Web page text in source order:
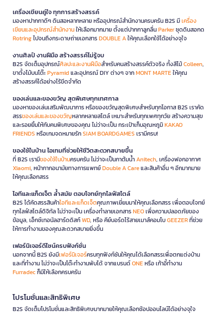
เครื่องเขียนคู่ใจ ทุกการสร้างสรรค์
มองหาปากกาดีๆ ดินสอหลากหลาย หรืออุปกรณ์สำนักงานครบครัน B2S มีเครื่อง
เขียนและอุปกรณ์สำนักงานให้เลือกมากมาย ตั้งแต่ปากกาลูกลื่นParkerชุดดินสอกด
Rotringไปจนถึงกระดาษถ่ายเอกสารDOUBLE Aให้คุณเลือกใช้ได้อย่างจุใจ
งานศิลป์ งานฝีมือ สร้างสรรค์ไม่รู้จบ
B2S จัดเต็มอุปกรณ์ศิลปะและงานฝีมือสำหรับคนสร้างสรรค์ตัวจริง ทั้งสีไม้Colleen,
ขาตั้งไม้บนโต๊ะPyramidและอุปกรณ์ DIY ต่างๆ จากMONT MARTEให้คุณ
สร้างสรรค์ได้อย่างไร้ขีดจำกัด
ของเล่นและของขวัญ สุดพิเศษทุกเทศกาล
มองหาของเล่นเสริมพัฒนาการ หรือของขวัญสุดพิเศษสำหรับทุกโอกาส B2S เราคัด
สรรของเล่นและของขวัญหลากหลายสไตล์ เหมาะสำหรับทุกเพศทุกวัย สร้างความสุข
และรอยยิ้มให้กับคนพิเศษของคุณ ไม่ว่าจะเป็น กระเป๋าเก็บอุณหภูมิKAKAO
FRIENDS หรือเกมจดหมายรักSIAM BOARDGAMES เรามีครบ!
ของใช้ในบ้าน ไอเทมที่ช่วยให้ชีวิตสะดวกสบายขึ้น
ที่ B2S เรามีของใช้ในบ้านครบครัน ไม่ว่าจะเป็นกาต้มน้ำAnitech, เครื่องฟอกอากาศ
Xiaomi, หน้ากากอนามัยทางการแพทย์Double A Careและสินค้าอื่น ๆ อีกมากมาย
ให้คุณเลือกสรร
ไอทีและแก็ดเจ็ต ล้ำสมัย ตอบโจทย์ทุกไลฟ์สไตล์
B2S ได้คัดสรรสินค้าไอทีและแก็ดเจ็ตคุณภาพเยี่ยมมาให้คุณเลือกสรร เพื่อตอบโจทย์
ทุกไลฟ์สไตล์ดิจิทัล ไม่ว่าจะเป็น เครื่องทำลายเอกสารNEOเพื่อความปลอดภัยของ
ข้อมูล, เอ็กซ์เทอนัลฮาร์ดดิสก์WD, หรือ คีย์บอร์ดไร้สายเมาส์คอมโบGEEZERที่ช่วย
ให้การทำงานของคุณสะดวกสบายยิ่งขึ้น
เฟอร์นิเจอร์ดีไซน์ครบฟังก์ชั่น
นอกจากนี้ B2S ยังมีเฟอร์นิเจอร์ครบทุกฟังก์ชันให้คุณได้เลือกสรรเพื่อตกแต่งบ้าน
และที่ทำงาน ไม่ว่าจะเป็นโต๊ะทำงานพับได้ จากแบรนด์ONEหรือ เก้าอี้ทำงาน
Furradecก็มีให้เลือกครบครัน
โปรโมชั่นและสิทธิพิเศษ
B2S จัดเต็มโปรโมชั่นและสิทธิพิเศษมากมายให้คุณเลือกช้อปออนไลน์ได้อย่างจุใจ